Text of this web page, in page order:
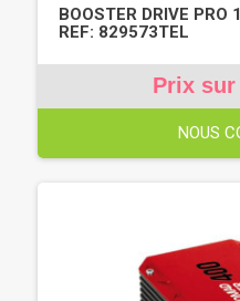
BOOSTER DRIVE
REF: 829573TEL
Prix sur
NOUS